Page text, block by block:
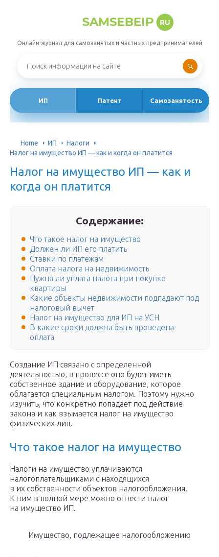
SAMSEBEIP RU
Онлайн-журнал для самозанятых и частных предпринимателей
ИП Патент Самозанятость
Home ИП
Налоги
Налог на имущество ИП — как и когда он платится
Налог на имущество ИП — как и
когда он платится
Содержание:
Что такое налог на имущество
Должен ли ИП его платить
Ставки по платежам
Оплата налога на недвижимость
Нужна ли уплата налога при покупке
квартиры
Какие объекты недвижимости подпадают под
налоговый вычет
Налог на имущество для ИП на УСН
В какие сроки должна быть проведена
оплата
Создание ИП связано с определенной
деятельностью, в процессе оно будет иметь
собственное здание и оборудование, которое
облагается специальным налогом. Поэтому нужно
изучить, что конкретно попадает под действие
закона и как взымается налог на имущество
физических лиц.
Что такое налог на имущество
Налоги на имущество уплачиваются
налогоплательщиками с находящихся
в их собственности объектов налогообложения.
К ним в полной мере можно отнести налог
на имущество ИП.
Имущество, подлежащее налогообложению